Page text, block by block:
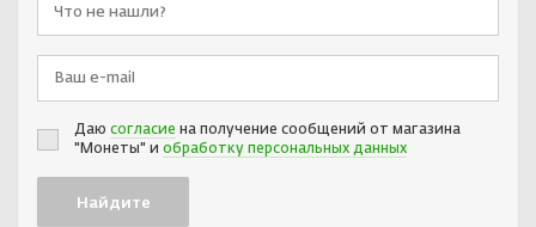
Даю согласие на получение сообщений от магазина
"Монеты" и обработку персональных данных